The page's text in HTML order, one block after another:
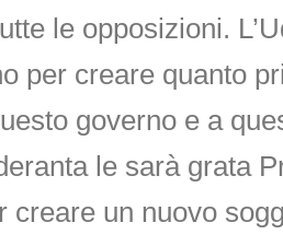
le opposizioni.
per creare quanto
governo e a
le sarà grata
creare un nuovo